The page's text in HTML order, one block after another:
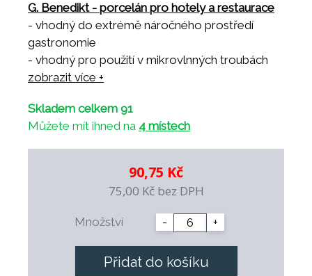
G. Benedikt - porcelán pro hotely a restaurace
- vhodný do extrémě náročného prostředí
gastronomie
- vhodný pro použití v mikrovlnných troubách
- vhodný do všech myček nádobí
- odolný vůči profesionálním čistícím
prostředkům
- mechanicky odolný díky vyvážené konstrukci
- 100% zdravotně nezávadný
- možnost dekorace a vlastního loga
- dekorace jsou podglazurové a vhodné pro
použití v profesionální gastronomii
- možnost dlouhodobého průběžného
- speciální tvar šetří místo při skladování
zobrazit více +
Skladem celkem 91
Můžete mít ihned na 4 místech
90,75 Kč
75,00 Kč bez DPH
Množství - +
Přidat do košíku